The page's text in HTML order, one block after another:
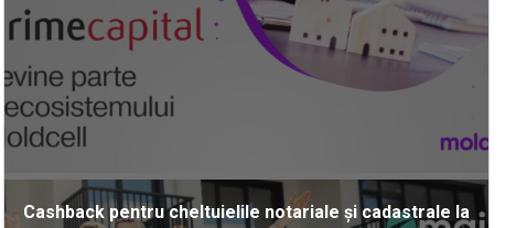
Cashback pentru cheltuielile notariale și cadastrale la